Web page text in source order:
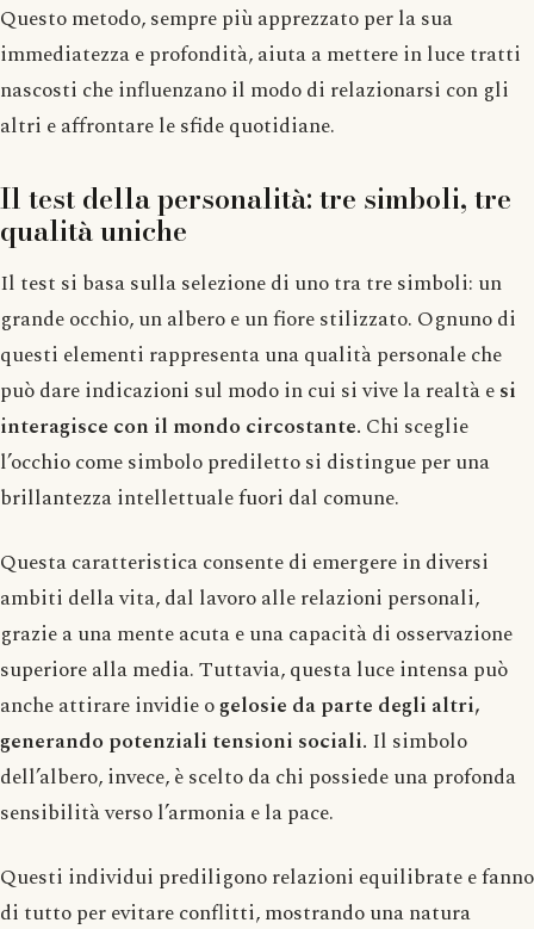
Questo metodo, sempre più apprezzato per la sua
immediatezza e profondità, aiuta a mettere in luce tratti
nascosti che influenzano il modo di relazionarsi con gli
altri e affrontare le sfide quotidiane.
Il test della personalità: tre simboli, tre
qualità uniche
Il test si basa sulla selezione di uno tra tre simboli: un
grande occhio, un albero e un fiore stilizzato. Ognuno di
questi elementi rappresenta una qualità personale che
può dare indicazioni sul modo in cui si vive la realtà esi
interagisce con il mondo circostante. Chi sceglie
l’occhio come simbolo prediletto si distingue per una
brillantezza intellettuale fuori dal comune.
Questa caratteristica consente di emergere in diversi
ambiti della vita, dal lavoro alle relazioni personali,
grazie a una mente acuta e una capacità di osservazione
superiore alla media. Tuttavia, questa luce intensa può
anche attirare invidie ogelosie da parte degli altri,
generando potenziali tensioni sociali. Il simbolo
dell’albero, invece, è scelto da chi possiede una profonda
sensibilità verso l’armonia e la pace.
Questi individui prediligono relazioni equilibrate e fanno
di tutto per evitare conflitti, mostrando una natura